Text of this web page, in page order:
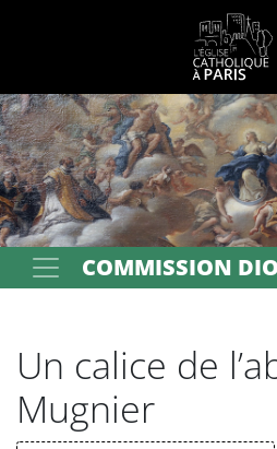
Votre recherche
Un calice de
Mugnier
Panneau de gestion des cookies